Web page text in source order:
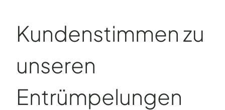
Kundenstimmen zu
unseren
Entrümpelungen